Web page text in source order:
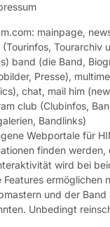
mainpage,
Tourarchiv
band (die Band,
Presse),
chat, mail him
club (Clubinfos,
Bandlinks)
Webportale für
finden werden,
wird bei
ermöglichen
und der
Unbedingt